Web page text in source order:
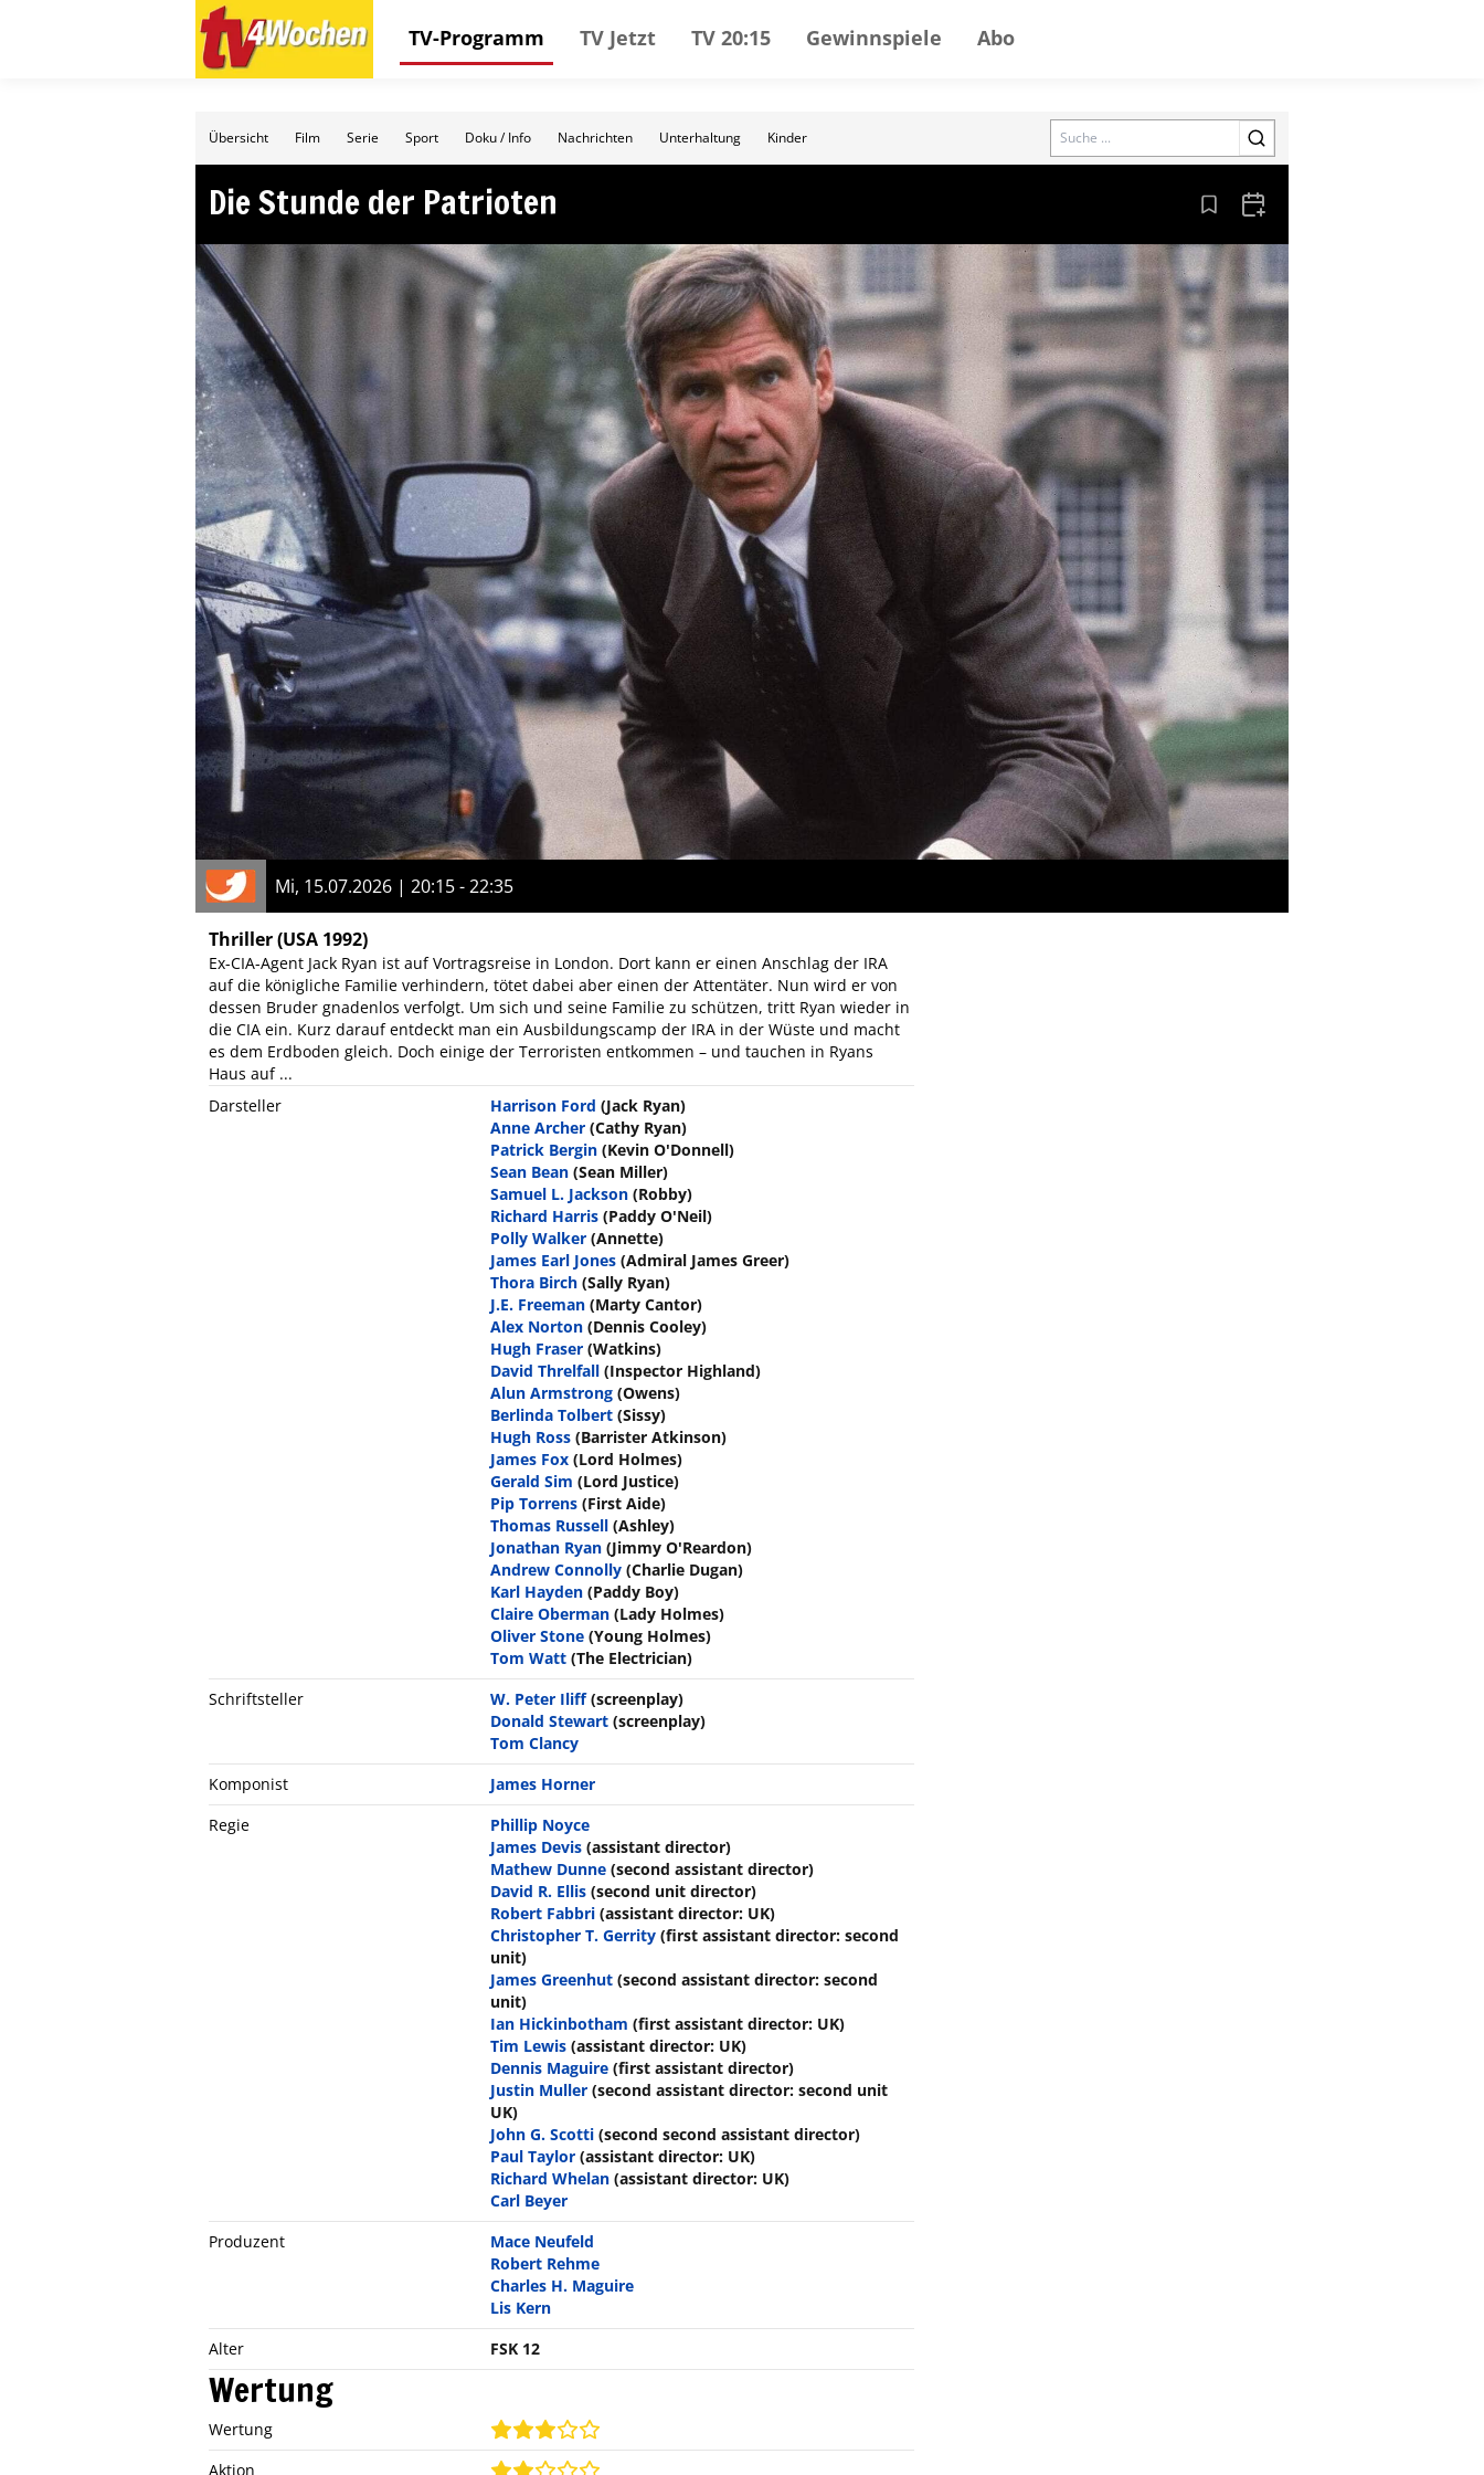
TV-Programm TV Jetzt TV 20:15 Gewinnspiele Abo
Übersicht Film Serie Sport Doku / Info Nachrichten Unterhaltung Kinder Search
Die Stunde der Patrioten Aus den Lesezeichen entfernen
Zum Kalender hinzufügen
Mi, 15.07.2026 | 20:15 - 22:35
Thriller(USA 1992)
Ex-CIA-Agent Jack Ryan ist auf Vortragsreise in London. Dort kann er einen Anschlag der IRA
auf die königliche Familie verhindern, tötet dabei aber einen der Attentäter. Nun wird er von
dessen Bruder gnadenlos verfolgt. Um sich und seine Familie zu schützen, tritt Ryan wieder in
die CIA ein. Kurz darauf entdeckt man ein Ausbildungscamp der IRA in der Wüste und macht
es dem Erdboden gleich. Doch einige der Terroristen entkommen – und tauchen in Ryans
Haus auf ...
Darsteller
Harrison Ford (Jack Ryan)
Anne Archer (Cathy Ryan)
Patrick Bergin (Kevin O'Donnell)
Sean Bean (Sean Miller)
Samuel L. Jackson (Robby)
Richard Harris (Paddy O'Neil)
Polly Walker (Annette)
James Earl Jones (Admiral James Greer)
Thora Birch (Sally Ryan)
J.E. Freeman (Marty Cantor)
Alex Norton (Dennis Cooley)
Hugh Fraser (Watkins)
David Threlfall (Inspector Highland)
Alun Armstrong (Owens)
Berlinda Tolbert (Sissy)
Hugh Ross (Barrister Atkinson)
James Fox (Lord Holmes)
Gerald Sim (Lord Justice)
Pip Torrens (First Aide)
Thomas Russell (Ashley)
Jonathan Ryan (Jimmy O'Reardon)
Andrew Connolly (Charlie Dugan)
Karl Hayden (Paddy Boy)
Claire Oberman (Lady Holmes)
Oliver Stone (Young Holmes)
Tom Watt (The Electrician)
Schriftsteller
W. Peter Iliff (screenplay)
Donald Stewart (screenplay)
Tom Clancy
Komponist
James Horner
Regie
Phillip Noyce
James Devis (assistant director)
Mathew Dunne (second assistant director)
David R. Ellis (second unit director)
Robert Fabbri (assistant director: UK)
Christopher T. Gerrity (first assistant director: second
unit)
James Greenhut (second assistant director: second
unit)
Ian Hickinbotham (first assistant director: UK)
Tim Lewis (assistant director: UK)
Dennis Maguire (first assistant director)
Justin Muller (second assistant director: second unit
UK)
John G. Scotti (second second assistant director)
Paul Taylor (assistant director: UK)
Richard Whelan (assistant director: UK)
Carl Beyer
Produzent
Mace Neufeld
Robert Rehme
Charles H. Maguire
Lis Kern
Alter
FSK 12
Wertung
Wertung
Aktion